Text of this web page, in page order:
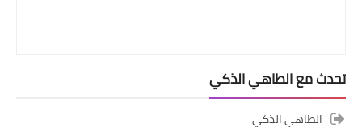
تحدث مع الطاهي الذكي
الطاهي الذكي